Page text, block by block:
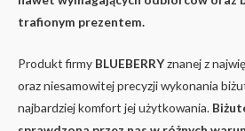
trafionym prezentem.
Produkt firmy BLUEBERRYznanej z
oraz niesamowitej precyzji wykonania
najbardziej komfort jej użytkowania.